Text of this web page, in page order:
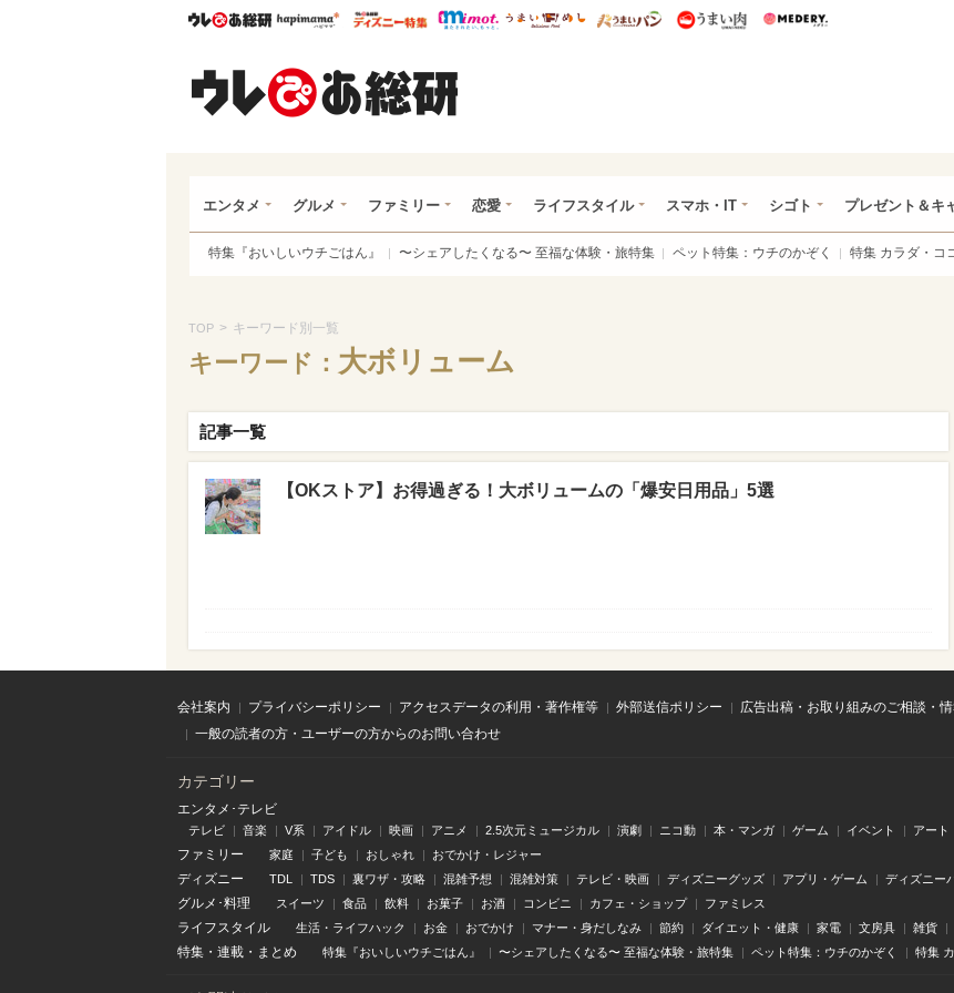
ウレぴあ総研ハピママ* ウレぴあ総研 ディズニー特集
mimot. うまいめし うまいパン うまい肉
エンタメ グルメ ファミリー 恋愛 ライフスタイル スマホ・IT シゴト プレゼント＆キ
特集『おいしいウチごはん』 〜シェアしたくなる〜 至福な体験・旅特集 ペット特集：ウチのかぞく 特集 カラダ・コ
TOP > キーワード別一覧
キーワード： 大ボリューム
記事一覧
【OKストア】お得過ぎる！大ボリュームの「爆安日用品」5選
会社案内 プライバシーポリシー アクセスデータの利用・著作権等 外部送信ポリシー
広告出稿・お取り組みのご相談・
一般の読者の方・ユーザーの方からのお問い合わせ
カテゴリー
エンタメ･テレビ
テレビ 音楽 V系 アイドル 映画 アニメ 2.5次元ミュージカル 演劇 ニコ動 本・マンガ ゲーム イベント アート
ファミリー 家庭 子ども おしゃれ おでかけ・レジャー
ディズニー TDL TDS 裏ワザ・攻略 混雑予想 混雑対策 テレビ・映画 ディズニーグッズ アプリ・ゲーム ディズニー
グルメ･料理 スイーツ 食品 飲料 お菓子 お酒 コンビニ カフェ・ショップ ファミレス
ライフスタイル 生活・ライフハック お金 おでかけ マナー・身だしなみ 節約 ダイエット・健康 家電 文房具 雑貨
特集 ・ 連載 ・ まとめ 特集『おいしいウチごはん』 〜シェアしたくなる〜 至福な体験・旅特集 ペット特集：ウチのかぞく 特集